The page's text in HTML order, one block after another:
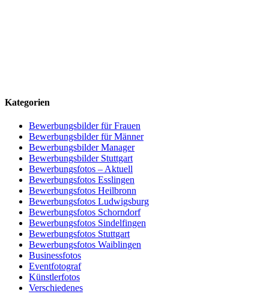
Kategorien
Bewerbungsbilder für Frauen
Bewerbungsbilder für Männer
Bewerbungsbilder Manager
Bewerbungsbilder Stuttgart
Bewerbungsfotos – Aktuell
Bewerbungsfotos Esslingen
Bewerbungsfotos Heilbronn
Bewerbungsfotos Ludwigsburg
Bewerbungsfotos Schorndorf
Bewerbungsfotos Sindelfingen
Bewerbungsfotos Stuttgart
Bewerbungsfotos Waiblingen
Businessfotos
Eventfotograf
Künstlerfotos
Verschiedenes